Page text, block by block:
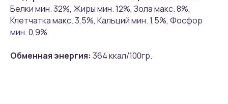
Белки мин. 32%, Жиры мин. 12%, Зола макс. 8%,
Клетчатка макс. 3,5%, Кальций мин. 1,5%, Фосфор
мин. 0,9%
Обменная энергия: 364 ккал/100гр.